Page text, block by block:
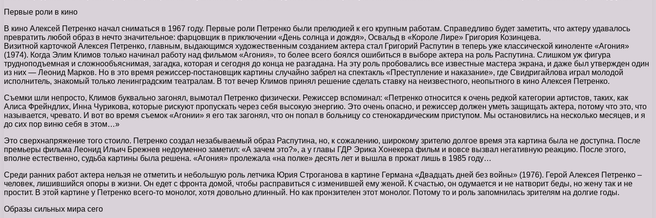
Первые роли в кино
В кино Алексей Петренко начал сниматься в 1967 году. Первые роли Петренко были прелюдией к его крупным работам. Справедливо будет заметить, что актеру удавалось
превратить любой образ в нечто значительное: фарцовщик в приключении «День солнца и дождя», Освальд в «Короле Лире» Григория Козинцева.
Визитной карточкой Алексея Петренко, главным, выдающимся художественным созданием актера стал Григорий Распутин в теперь уже классической киноленте «Агония»
(1974). Когда Элим Климов только начинал работу над фильмом «Агония», то более всего боялся ошибиться в выборе актера на роль Распутина. Слишком уж фигура
трудноподъемная и сложнообъяснимая, загадка, которая и сегодня до конца не разгадана. На эту роль пробовались все известные мастера экрана, и даже был утвержден один
из них — Леонид Марков. Но в это время режиссер-постановщик картины случайно забрел на спектакль «Преступление и наказание», где Свидригайлова играл молодой
исполнитель, знакомый только ленинградским театралам. В тот вечер Климов принял решение сделать ставку на неизвестного, неопытного в кино Алексея Петренко.
Съемки шли непросто, Климов буквально загонял, вымотал Петренко физически. Режиссер вспоминал: «Петренко относится к очень редкой категории артистов, таких, как
Алиса Фрейндлих, Инна Чурикова, которые рискуют пропускать через себя высокую энергию. Это очень опасно, и режиссер должен уметь защищать актера, потому что это, что
называется, чревато. И вот во время съемок «Агонии» я его так загонял, что он попал в больницу со стенокардическим приступом. Мы остановились на несколько месяцев, и я
до сих пор виню себя в этом…»
Это сверхнапряжение того стоило. Петренко создал незабываемый образ Распутина, но, к сожалению, широкому зрителю долгое время эта картина была не доступна. После
премьеры фильма Леонид Ильич Брежнев недоуменно заметил: «А зачем это?», а у главы ГДР Эрика Хонекера фильм и вовсе вызвал негативную реакцию. После этого,
вполне естественно, судьба картины была решена. «Агония» пролежала «на полке» десять лет и вышла в прокат лишь в 1985 году…
Среди ранних работ актера нельзя не отметить и небольшую роль летчика Юрия Строганова в картине Германа «Двадцать дней без войны» (1976). Герой Алексея Петренко –
человек, лишившийся опоры в жизни. Он едет с фронта домой, чтобы расправиться с изменившей ему женой. К счастью, он одумается и не натворит беды, но жену так и не
простит. В этой картине у Петренко всего-то монолог, хотя довольно длинный. Но как пронзителен этот монолог. Потому то и роль запомнилась зрителям на долгие годы.
Образы сильных мира сего